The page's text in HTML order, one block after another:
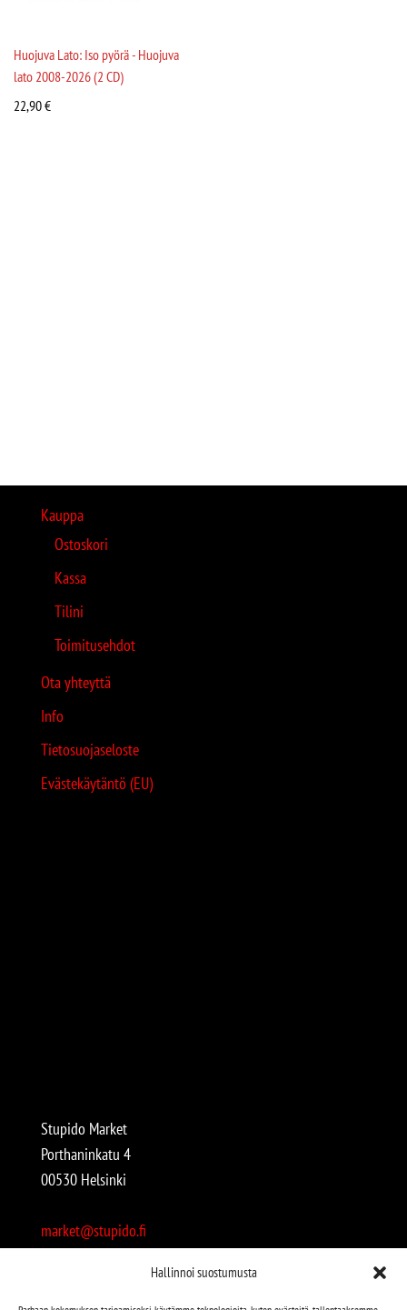
Hallinnoi suostumusta
Huojuva Lato: Iso pyörä - Huojuva
lato 2008-2026 (2 CD)
22,90€
Kauppa
Ostoskori
Kassa
Tilini
Toimitusehdot
Ota yhteyttä
Info
Tietosuojaseloste
Evästekäytäntö (EU)
Stupido Market
Porthaninkatu 4
00530 Helsinki
market@stupido.fi